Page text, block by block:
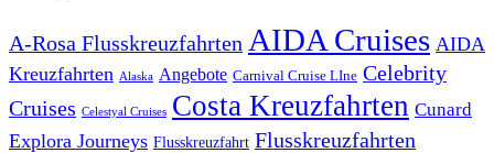
A-Rosa Flusskreuzfahrten AIDA Cruises AIDA
Kreuzfahrten
Alaska Angebote Carnival Cruise LIne Celebrity
Cruises Celestyal Cruises Costa Kreuzfahrten Cunard
Explora Journeys Flusskreuzfahrt Flusskreuzfahrten